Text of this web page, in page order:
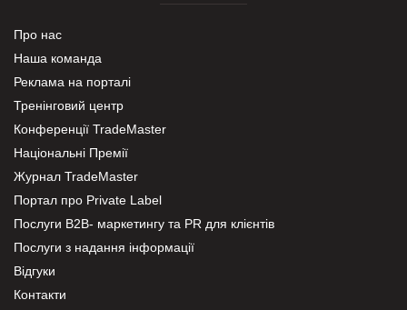
Про нас
Наша команда
Реклама на порталі
Тренінговий центр
Конференції TradeMaster
Національні Премії
Журнал TradeMaster
Портал про Private Label
Послуги В2В- маркетингу та PR для клієнтів
Послуги з надання інформації
Відгуки
Контакти